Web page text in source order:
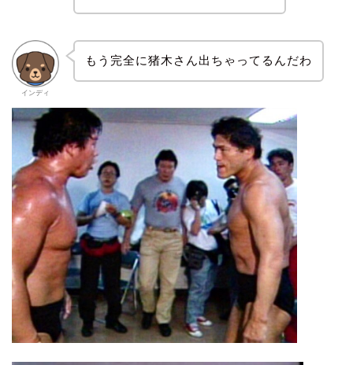
インディ
もう完全に猪木さん出ちゃってるんだわ